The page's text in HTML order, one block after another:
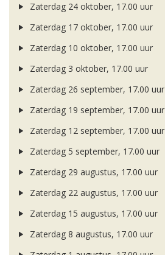
Zaterdag 24 oktober, 17.00 uur
Zaterdag 17 oktober, 17.00 uur
Zaterdag 10 oktober, 17.00 uur
Zaterdag 3 oktober, 17.00 uur
Zaterdag 26 september, 17.00 uur
Zaterdag 19 september, 17.00 uur
Zaterdag 12 september, 17.00 uur
Zaterdag 5 september, 17.00 uur
Zaterdag 29 augustus, 17.00 uur
Zaterdag 22 augustus, 17.00 uur
Zaterdag 15 augustus, 17.00 uur
Zaterdag 8 augustus, 17.00 uur